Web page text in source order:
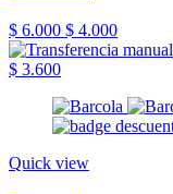
$ 6.000 $ 4.000
$ 3.600
Quick view